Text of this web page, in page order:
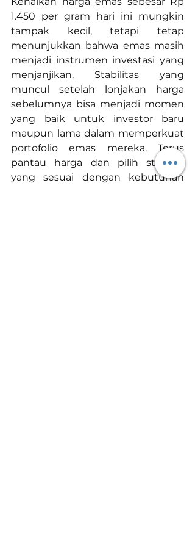
1.450 per gram hari ini mungkin
tampak kecil, tetapi tetap
menunjukkan bahwa emas masih
menjadi instrumen investasi yang
menjanjikan. Stabilitas yang
muncul setelah lonjakan harga
sebelumnya bisa menjadi momen
yang baik untuk investor baru
maupun lama dalam memperkuat
portofolio emas mereka. Terus
pantau harga dan pilih strategi
yang sesuai dengan kebutuhan